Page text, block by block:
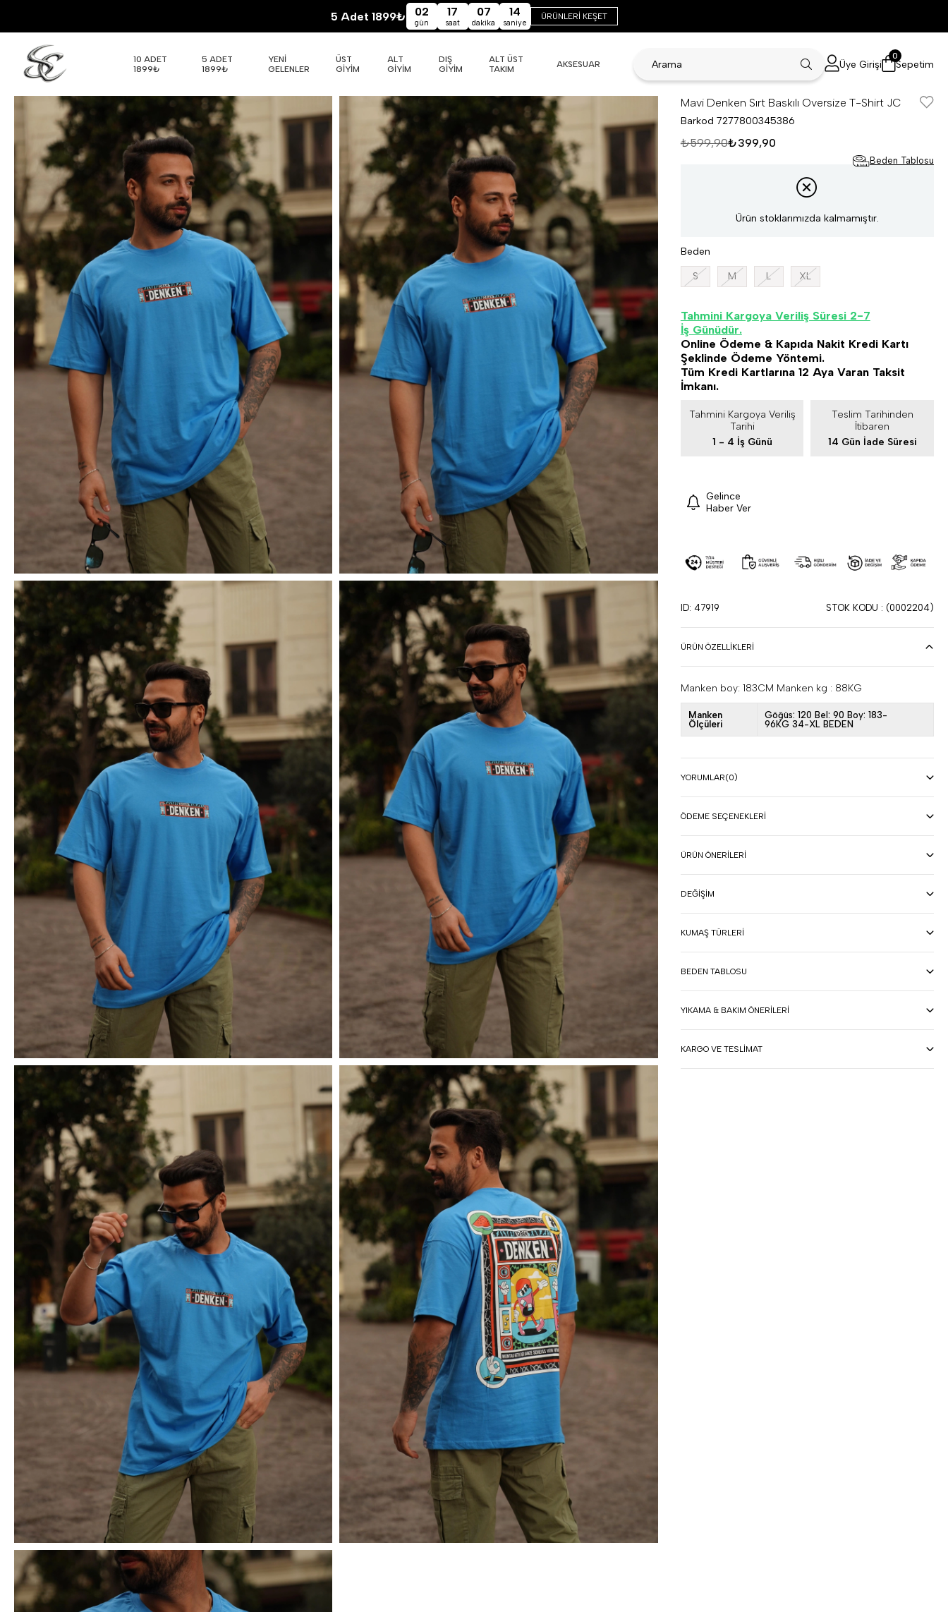
5 Adet 1899₺ 02
gün
17
saat
07
dakika
12
saniye
ÜRÜNLERİ KEŞET
10 ADET
1899₺
5 ADET
1899₺
YENİ
GELENLER
ÜST
GİYİM
ALT
GİYİM
DIŞ
GİYİM
ALT ÜST
TAKIM
AKSESUAR Üye Girişi Sepetim
0
Mavi Denken Sırt Baskılı Oversize T-Shirt JC
Barkod 7277800345386
₺599,90₺399,90
Beden Tablosu
Ürün stoklarımızda kalmamıştır.
Beden
S M L XL
Tahmini Kargoya Veriliş Süresi 2-7
İş Günüdür.
Online Ödeme & Kapıda Nakit Kredi Kartı
Şeklinde Ödeme Yöntemi.
Tüm Kredi Kartlarına 12 Aya Varan Taksit
İmkanı.
Tahmini Kargoya Veriliş
Tarihi
1 - 4 İş Günü
Teslim Tarihinden
İtibaren
14 Gün İade Süresi
Gelince
Haber Ver
ID: 47919 STOK KODU (0002204)
ÜRÜN ÖZELLIKLERI
Manken boy: 183CM Manken kg : 88KG
Manken
Ölçüleri
Göğüs: 120 Bel: 90 Boy: 183-
96KG 34-XL BEDEN
YORUMLAR(0)
ÖDEME SEÇENEKLERI
ÜRÜN ÖNERILERI
DEĞIŞIM
KUMAŞ TÜRLERI
BEDEN TABLOSU
YIKAMA & BAKIM ÖNERILERI
KARGO VE TESLIMAT